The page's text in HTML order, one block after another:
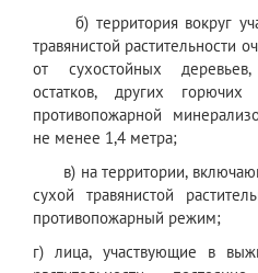
б) территория вокруг
травянистой растительности
от сухостойных
остатков, других
противопожарной
не менее 1,4 метра;
в) на территории,
сухой травянистой
противопожарный режим;
г) лица, участвующие в